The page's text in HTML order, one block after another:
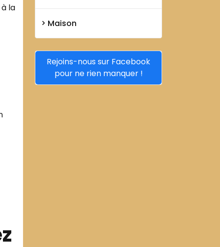
la
Maison
Rejoins-nous sur Facebook
pour ne rien manquer !